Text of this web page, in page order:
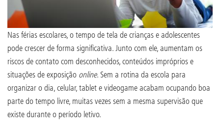
Nas férias escolares, o tempo de tela de crianças e adolescentes
pode crescer de forma significativa. Junto com ele, aumentam os
riscos de contato com desconhecidos, conteúdos impróprios e
situações de exposição online. Sem a rotina da escola para
organizar o dia, celular, tablet e videogame acabam ocupando boa
parte do tempo livre, muitas vezes sem a mesma supervisão que
existe durante o período letivo.